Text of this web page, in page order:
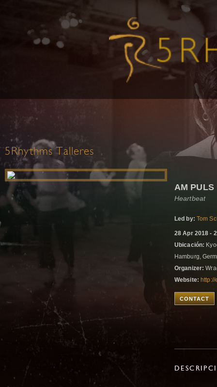
5Rhythms Talleres
AM PULS
Heartbeat
Led by: Tom
28 Apr 2018 -
Ubicación:
Hamburg,
Organizer:
Website:
CONTACT